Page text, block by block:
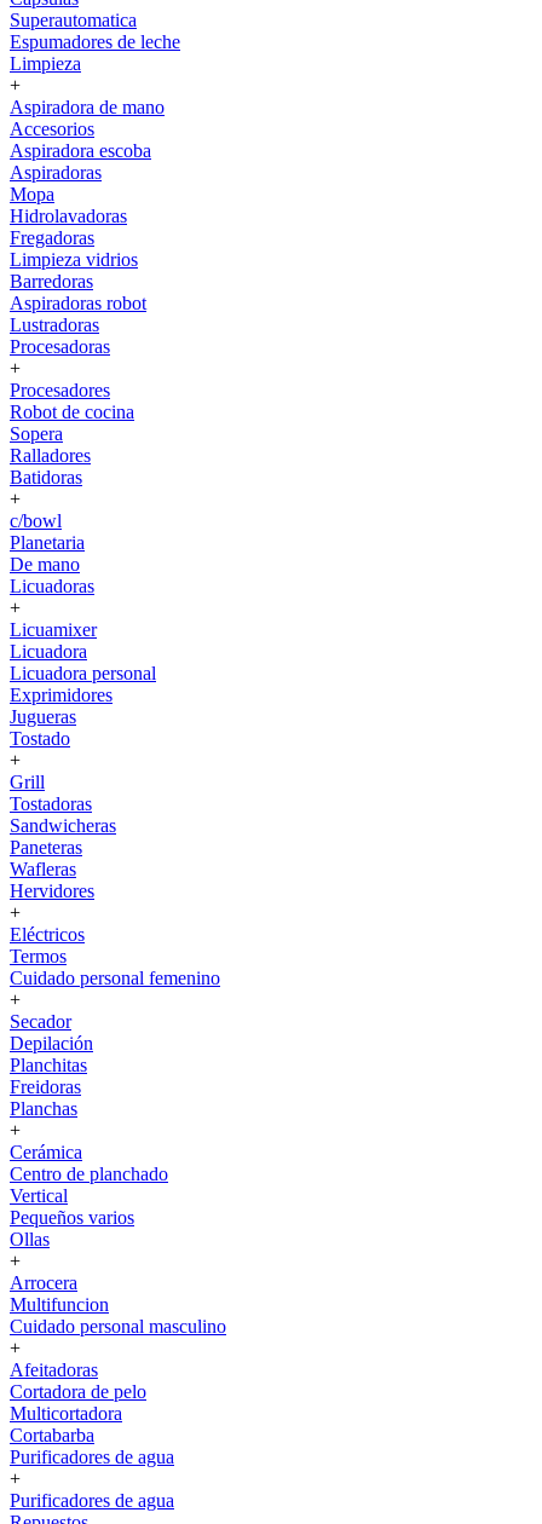
Superautomatica
Espumadores de leche
Limpieza
+
Aspiradora de mano
Accesorios
Aspiradora escoba
Aspiradoras
Mopa
Hidrolavadoras
Fregadoras
Limpieza vidrios
Barredoras
Aspiradoras robot
Lustradoras
Procesadoras
+
Procesadores
Robot de cocina
Sopera
Ralladores
Batidoras
+
c/bowl
Planetaria
De mano
Licuadoras
+
Licuamixer
Licuadora
Licuadora personal
Exprimidores
Jugueras
Tostado
+
Grill
Tostadoras
Sandwicheras
Paneteras
Wafleras
Hervidores
+
Eléctricos
Termos
Cuidado personal femenino
+
Secador
Depilación
Planchitas
Freidoras
Planchas
+
Cerámica
Centro de planchado
Vertical
Pequeños varios
Ollas
+
Arrocera
Multifuncion
Cuidado personal masculino
+
Afeitadoras
Cortadora de pelo
Multicortadora
Cortabarba
Purificadores de agua
+
Purificadores de agua